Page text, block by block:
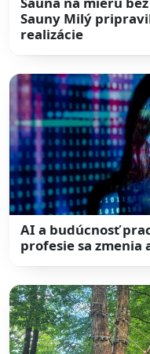
Sauny Milý
realizácie
AI a budúcnosť
profesie sa zmenia